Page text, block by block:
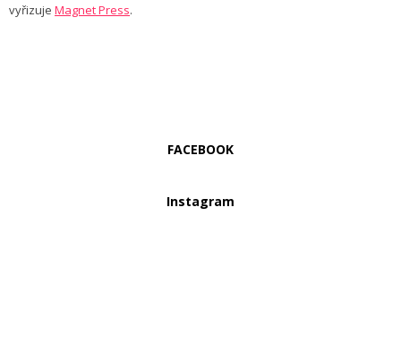
vyřizuje Magnet Press.
FACEBOOK
Instagram